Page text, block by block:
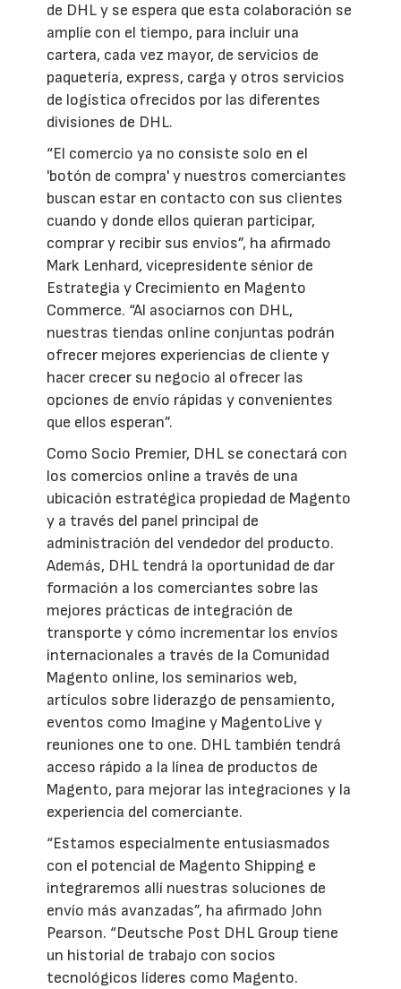
de DHL y se espera que esta colaboración se
amplíe con el tiempo, para incluir una
cartera, cada vez mayor, de servicios de
paquetería, express, carga y otros servicios
de logística ofrecidos por las diferentes
divisiones de DHL.
“El comercio ya no consiste solo en el
'botón de compra' y nuestros comerciantes
buscan estar en contacto con sus clientes
cuando y donde ellos quieran participar,
comprar y recibir sus envíos”, ha afirmado
Mark Lenhard, vicepresidente sénior de
Estrategia y Crecimiento en Magento
Commerce. “Al asociarnos con DHL,
nuestras tiendas online conjuntas podrán
ofrecer mejores experiencias de cliente y
hacer crecer su negocio al ofrecer las
opciones de envío rápidas y convenientes
que ellos esperan”.
Como Socio Premier, DHL se conectará con
los comercios online a través de una
ubicación estratégica propiedad de Magento
y a través del panel principal de
administración del vendedor del producto.
Además, DHL tendrá la oportunidad de dar
formación a los comerciantes sobre las
mejores prácticas de integración de
transporte y cómo incrementar los envíos
internacionales a través de la Comunidad
Magento online, los seminarios web,
artículos sobre liderazgo de pensamiento,
eventos como Imagine y MagentoLive y
reuniones one to one. DHL también tendrá
acceso rápido a la línea de productos de
Magento, para mejorar las integraciones y la
experiencia del comerciante.
“Estamos especialmente entusiasmados
con el potencial de Magento Shipping e
integraremos allí nuestras soluciones de
envío más avanzadas”, ha afirmado John
Pearson. “Deutsche Post DHL Group tiene
un historial de trabajo con socios
tecnológicos líderes como Magento.